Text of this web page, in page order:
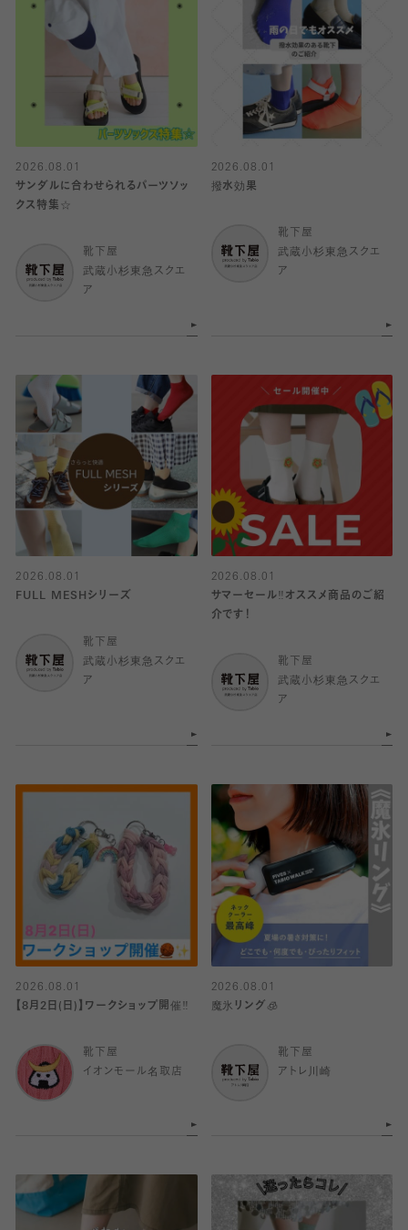
2026.08.01
サンダルに合わせられるパーツソッ
クス特集☆
靴下屋
武蔵小杉東急スクエ
ア
2026.08.01
撥水効果
靴下屋
武蔵小杉東急スクエ
ア
2026.08.01
FULL MESHシリーズ
靴下屋
武蔵小杉東急スクエ
ア
2026.08.01
サマーセール‼︎オススメ商品のご紹
介です！
靴下屋
武蔵小杉東急スクエ
ア
2026.08.01
【8月2日(日)】ワークショップ開催‼️
靴下屋
イオンモール名取店
2026.08.01
魔氷リング🧊
靴下屋
アトレ川崎